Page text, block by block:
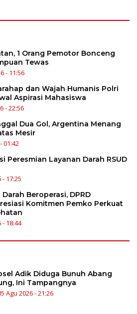
1 Orang Pemotor Bonceng
Tewas
- 11:56
dan Wajah Humanis Polri
Aspirasi Mahasiswa
- 22:56
Dua Gol, Argentina Menang
Mesir
01:42
Peresmian Layanan Darah RSUD
- 17:25
Beroperasi, DPRD
Komitmen Pemko Perkuat
- 18:44
Adik Diduga Bunuh Abang
Ini Tampangnya
Agu 2026 - 21:26